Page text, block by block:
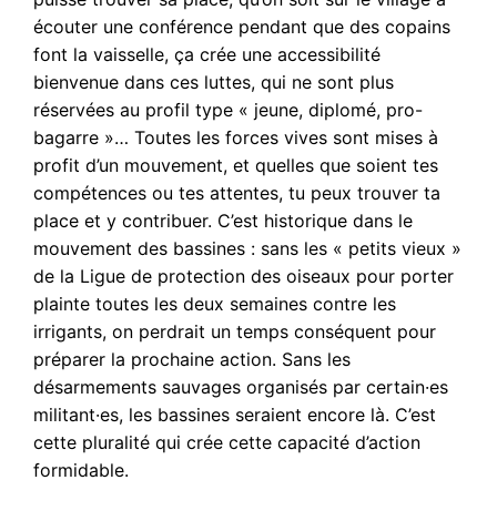
écouter une conférence pendant que des copains
font la vaisselle, ça crée une accessibilité
bienvenue dans ces luttes, qui ne sont plus
réservées au profil type « jeune, diplomé, pro-
bagarre »… Toutes les forces vives sont mises à
profit d’un mouvement, et quelles que soient tes
compétences ou tes attentes, tu peux trouver ta
place et y contribuer. C’est historique dans le
mouvement des bassines : sans les « petits vieux »
de la Ligue de protection des oiseaux pour porter
plainte toutes les deux semaines contre les
irrigants, on perdrait un temps conséquent pour
préparer la prochaine action. Sans les
désarmements sauvages organisés par certain·es
militant·es, les bassines seraient encore là. C’est
cette pluralité qui crée cette capacité d’action
formidable.